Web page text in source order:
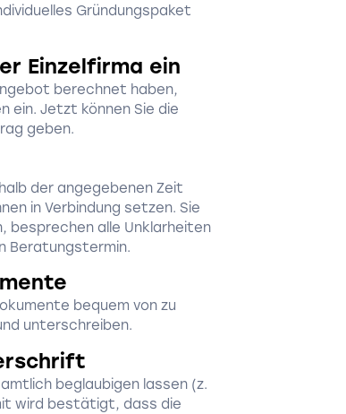
Gründungspaket
Einzelfirma ein
berechnet haben,
ein. Jetzt können Sie die
geben.
der angegebenen Zeit
in Verbindung setzen. Sie
besprechen alle Unklarheiten
Beratungstermin.
bequem von zu
unterschreiben.
beglaubigen lassen (z.
wird bestätigt, dass die